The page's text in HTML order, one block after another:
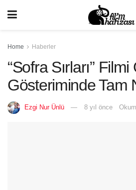
Home Haberler
“Sofra Sırları”
Gösteriminde Tam
Ezgi Nur Ünlü 8 yıl önce